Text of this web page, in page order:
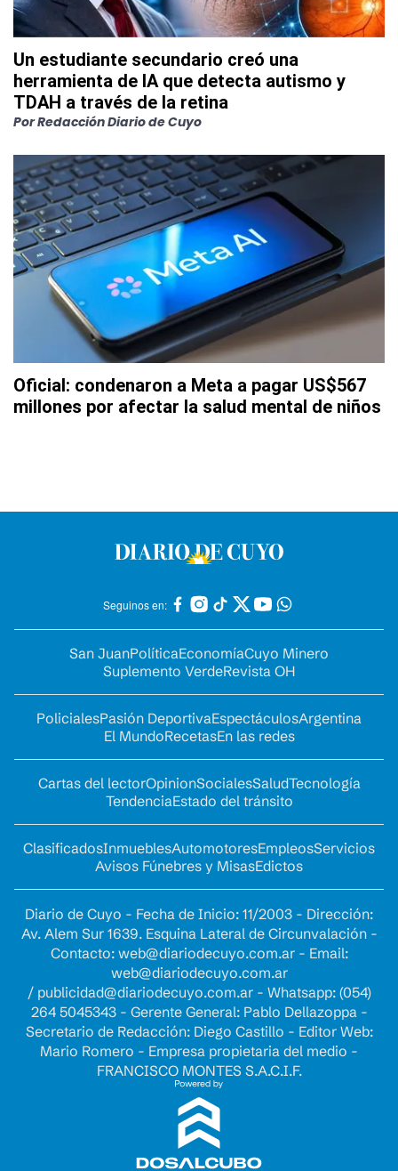
Un estudiante secundario creó una
herramienta de IA que detecta autismo y
TDAH a través de la retina
PorRedacción Diario de Cuyo
Oficial: condenaron a Meta a pagar US$567
millones por afectar la salud mental de niños
Seguinos en:
San JuanPolíticaEconomíaCuyo Minero
Suplemento VerdeRevista OH
PolicialesPasión DeportivaEspectáculosArgentina
El MundoRecetasEn las redes
Cartas del lectorOpinionSocialesSaludTecnología
TendenciaEstado del tránsito
ClasificadosInmueblesAutomotoresEmpleosServicios
Avisos Fúnebres y MisasEdictos
Diario de Cuyo - Fecha de Inicio: 11/2003 - Dirección:
Av. Alem Sur 1639. Esquina Lateral de Circunvalación -
Contacto: web@diariodecuyo.com.ar- Email:
web@diariodecuyo.com.ar
/ publicidad@diariodecuyo.com.ar- Whatsapp: (054)
264 5045343 - Gerente General: Pablo Dellazoppa -
Secretario de Redacción: Diego Castillo - Editor Web:
Mario Romero - Empresa propietaria del medio -
FRANCISCO MONTES S.A.C.I.F.